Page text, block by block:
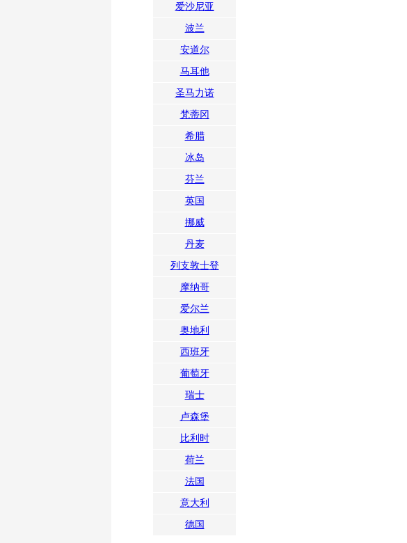
爱沙尼亚
波兰
安道尔
马耳他
圣马力诺
梵蒂冈
希腊
冰岛
芬兰
英国
挪威
丹麦
列支敦士登
摩纳哥
爱尔兰
奥地利
西班牙
葡萄牙
瑞士
卢森堡
比利时
荷兰
法国
意大利
德国